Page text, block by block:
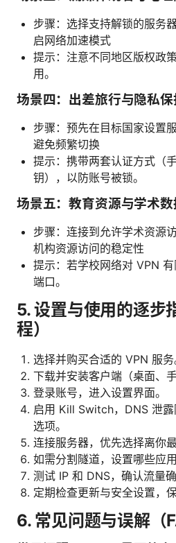
步骤：选择支持解锁的服务
启网络加速模式
提示：注意不同地区版权政
用。
场景四：出差旅行与隐私保
步骤：预先在目标国家设置
避免频繁切换
提示：携带两套认证方式（
钥），以防账号被锁。
场景五：教育资源与学术数
步骤：连接到允许学术资源
机构资源访问的稳定性
提示：若学校网络对 VPN
端口。
5. 设置与使用的逐步
程）
选择并购买合适的 VPN 服务
下载并安装客户端（桌面、
登录账号，进入设置界面。
启用 Kill Switch，DNS 泄
选项。
连接服务器，优先选择离你
如需分割隧道，设置哪些应
测试 IP 和 DNS，确认流量确
定期检查更新与安全设置，
6. 常见问题与误解（